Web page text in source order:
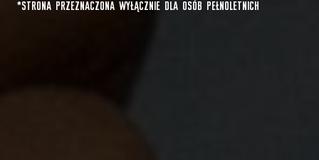
*STRONA PRZEZNACZONA WYŁĄCZNIE DLA OSÓB PEŁNOLETNICH